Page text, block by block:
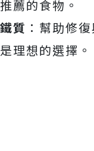
推薦的食物。
鐵質 ：幫助修
是理想的選擇。